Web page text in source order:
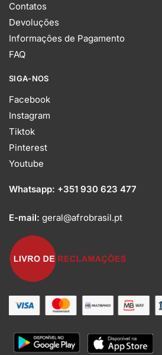
Contatos
Devoluções
Informações de Pagamento
FAQ
SIGA-NOS
Facebook
Instagram
Tiktok
Pinterest
Youtube
Whatsapp: +351 930 623 477
E-mail: geral@afrobrasil.pt